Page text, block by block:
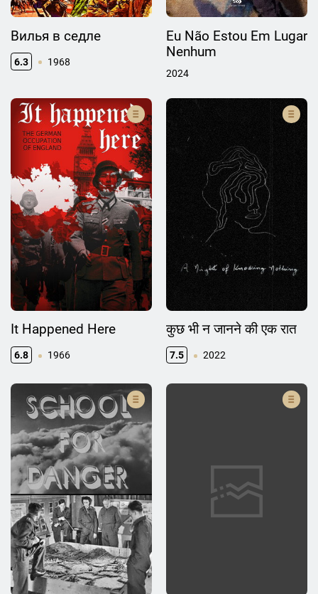
Вилья в седле
6.3 1968
Eu Não Estou Em Lugar
Nenhum
2024
It Happened Here
6.8 1966
कुछ भी न जानने की एक रात
7.5 2022